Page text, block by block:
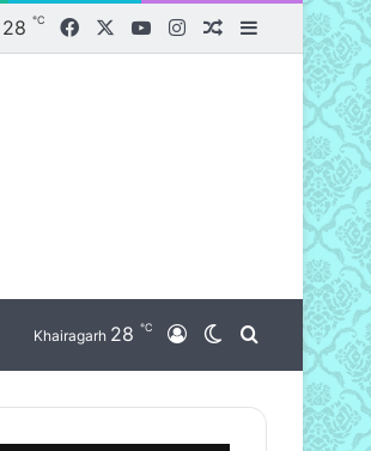
28 ℃ FacebookYouTubeInstagramRandom Article
Sidebar
Khairagarh 28 ℃ Log InSwitch skin
Search for